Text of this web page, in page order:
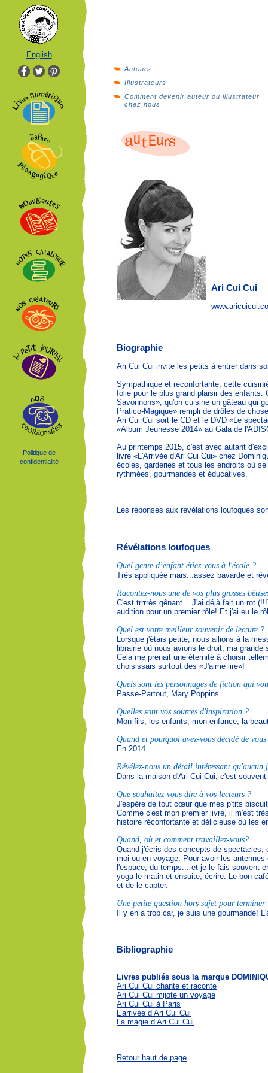
English
Politique de
confidentialité
Auteurs
Illustrateurs
Comment devenir auteur ou illustrateur
chez nous
Ari Cui Cui
Biographie
Ari Cui Cui invite les petits à entrer dans
Sympathique et réconfortante, cette
folie pour le plus grand plaisir des
Savonnons», qu'on cuisine un gâteau qui
Pratico-Magique» rempli de drôles de
Ari Cui Cui sort le CD et le DVD «Le
«Album Jeunesse 2014» au Gala de
Au printemps 2015, c'est avec autant
livre «L'Arrivée d'Ari Cui Cui» chez
écoles, garderies et tous les endroits où
rythmées, gourmandes et éducatives.
Les réponses aux révélations loufoques
Révélations loufoques
Quel genre d’enfant étiez-vous à l'école ?
Très appliquée mais...assez bavarde et
Racontez-nous une de vos plus grosses
C'est trrrrès gênant... J'ai déjà fait un rot
audition pour un premier rôle! Et j'ai eu le
Quel est votre meilleur souvenir de lecture ?
Lorsque j'étais petite, nous allions à la
librairie où nous avions le droit, ma
Cela me prenait une éternité à choisir
choisissais surtout des «J'aime lire»!
Quels sont les personnages de fiction qui
Passe-Partout, Mary Poppins
Quelles sont vos sources d'inspiration ?
Mon fils, les enfants, mon enfance, la
Quand et pourquoi avez-vous décidé de
En 2014.
Révélez-nous un détail intéressant
Dans la maison d'Ari Cui Cui, c'est
Que souhaitez-vous dire à vos lecteurs ?
J'espère de tout cœur que mes p'tits
Comme c'est mon premier livre, il m'est
histoire réconfortante et délicieuse où les
Quand, où et comment travaillez-vous?
Quand j'écris des concepts de
moi ou en voyage. Pour avoir les
l'espace, du temps... et je le fais souvent
yoga le matin et ensuite, écrire. Le bon
et de le capter.
Une petite question hors sujet pour
Il y en a trop car, je suis une gourmande!
Bibliographie
Livres publiés sous la marque
Ari Cui Cui chante et raconte
Ari Cui Cui mijote un voyage
Ari Cui Cui à Paris
L’arrivée d’Ari Cui Cui
La magie d’Ari Cui Cui
Retour haut de page